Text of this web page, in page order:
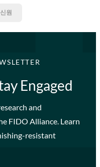
신원
Engaged
and
FIDO Alliance. Learn
resistant